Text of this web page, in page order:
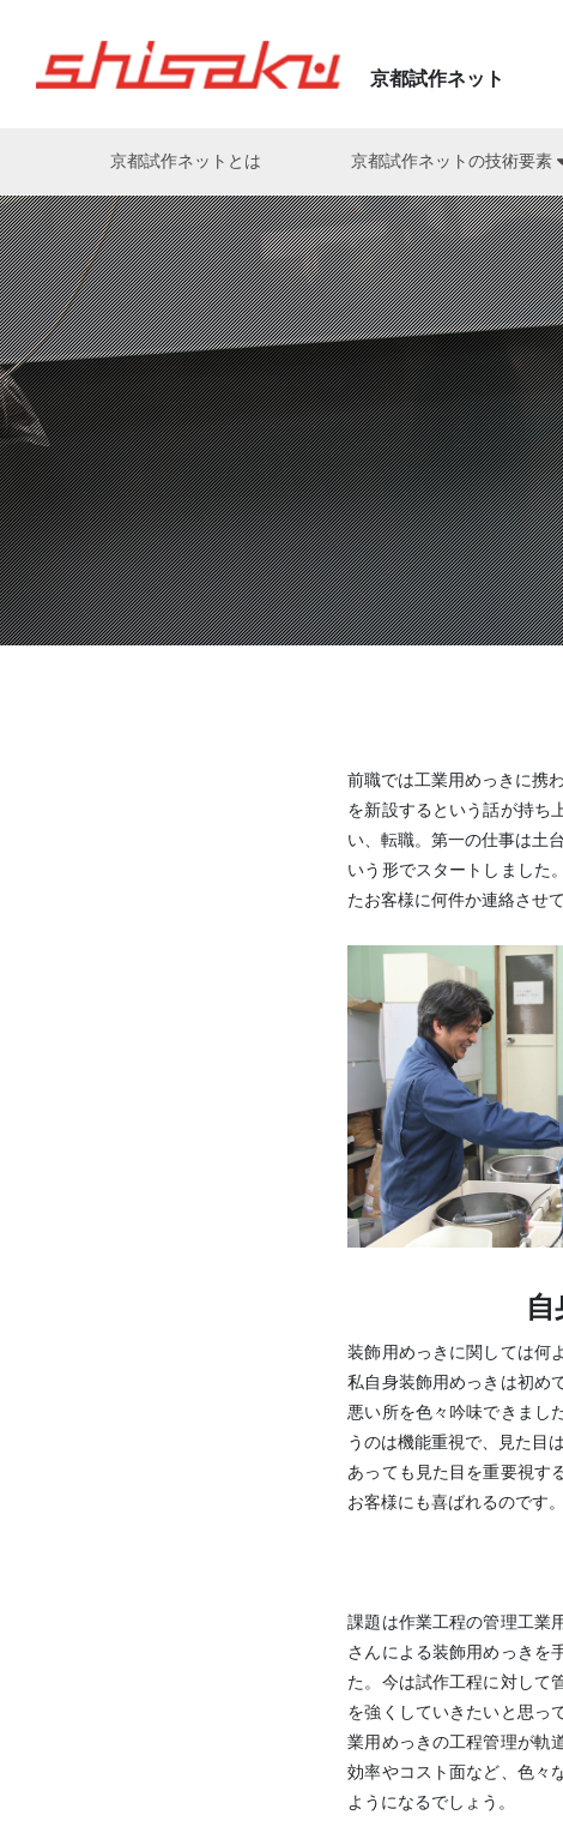
京都試作ネット
京都試作ネットとは 京都試作ネットの技術要素
電気・基板・配線・組立
マイコン制御・ソフト
樹脂
熱電発電・冷却 工業デ
亀岡電子株式会社の匠
(亀岡電子株式会社)
森山孝三
(JOHNAN株式会社)
森田剛至
(菅原精機株式会社)
松崎攻人
(ヒロセ工業株式会社)
白川裕之
(株式会社PROTEC)
大槻晋義
(ユーハン工業株式会社)
片岡伸次
(株式会社ナカモト)
中村好史
(株式会社ニューネクスト)
高田慎一
(佐々木化学薬品株式会社)
義永信一郎
(株式会社神村製作所)
出口真一
(有限会社グッドウッドKYOTO)
山形勝
(宇治電器工業株式会社)
株式会社アクト
有限会社荒木製作所
株式会社有田製作所
株式会社イーエル・オカモト
植田機械株式会社
宇治電器工業株式会社
エースメタル株式会社
オークラ産業株式会社
亀岡電子株式会社
株式会社神村製作所
株式会社衣川製作所
木下電子工業株式会社
株式会社キョークロ
株式会社京光製作所
株式会社 京写
共進電機株式会社
株式会社KYOSOテクノロジ
有限会社グッドウッドKYOTO
前職では工業用めっきに携
を新設するという話が持ち
い、転職。第一の仕事は土
いう形でスタートしました
たお客様に何件か連絡させ
装飾用めっきに関しては何
私自身装飾用めっきは初め
悪い所を色々吟味できまし
うのは機能重視で、見た目
あっても見た目を重要視す
お客様にも喜ばれるのです。
課題は作業工程の管理工業
さんによる装飾用めっきを
た。今は試作工程に対して
を強くしていきたいと思っ
業用めっきの工程管理が軌
効率やコスト面など、色々
ようになるでしょう。